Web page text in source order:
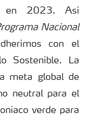
en 2023. Así
Nacional
con el
Sostenible. La
meta global de
neutral para el
verde para